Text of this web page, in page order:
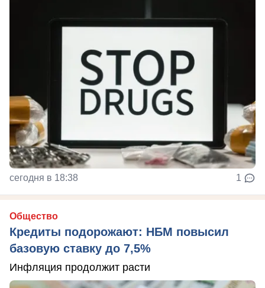
сегодня в 18:38 1
Общество
Кредиты подорожают: НБМ повысил
базовую ставку до 7,5%
Инфляция продолжит расти